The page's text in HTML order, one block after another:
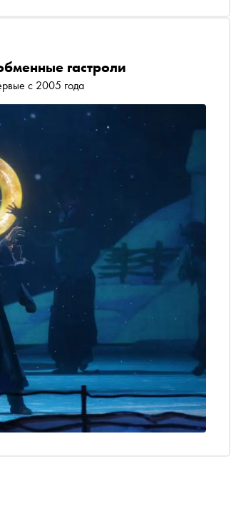
гастроли
с 2005 года